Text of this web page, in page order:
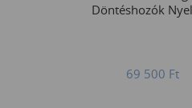
Döntéshozók
69 500 Ft